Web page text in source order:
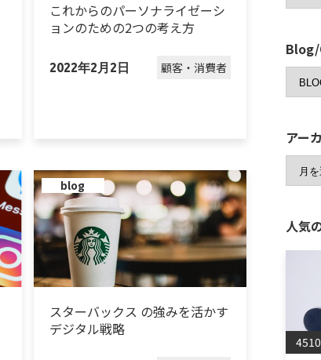
これからのパーソナライゼーシ
ョンのための2つの考え方
2022年2月2日 顧客・消費者
blog
スターバックス の強みを活かす
デジタル戦略
アー
人気